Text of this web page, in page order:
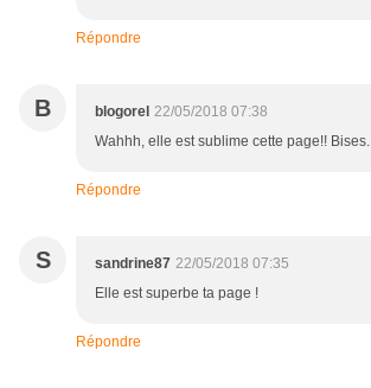
Répondre
B blogorel 22/05/2018 07:38
Wahhh, elle est sublime cette page!! Bises.
Répondre
S sandrine87 22/05/2018 07:35
Elle est superbe ta page !
Répondre